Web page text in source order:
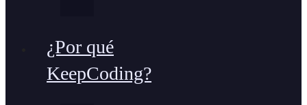
¿Por qué
KeepCoding?